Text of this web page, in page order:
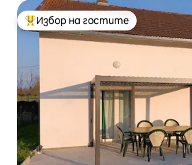
Най-популярен избор на гостите
Избор на гостите